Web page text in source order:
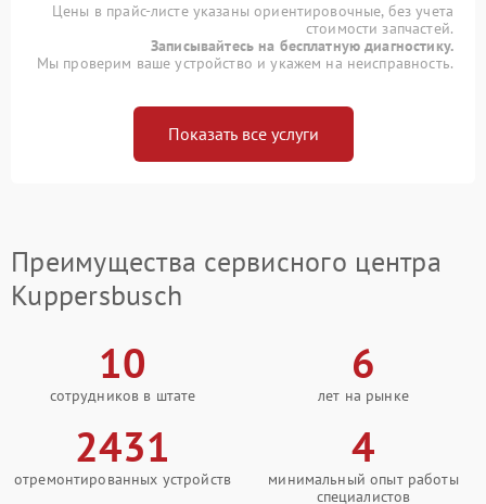
Цены в прайс-листе указаны ориентировочные, без учета
стоимости запчастей.
Записывайтесь на бесплатную диагностику.
Мы проверим ваше устройство и укажем на неисправность.
Показать все услуги
Преимущества сервисного центра
Kuppersbusch
10
сотрудников в штате
6
лет на рынке
2431
отремонтированных устройств
4
минимальный опыт работы
специалистов